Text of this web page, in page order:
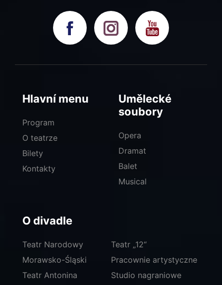
Hlavní menu
Program
O teatrze
Bilety
Kontakty
Umělecké
soubory
Opera
Dramat
Balet
Musical
O divadle
Teatr Narodowy
Morawsko-Śląski
Teatr Antonina
Teatr „12“
Pracownie artystyczne
Studio nagraniowe